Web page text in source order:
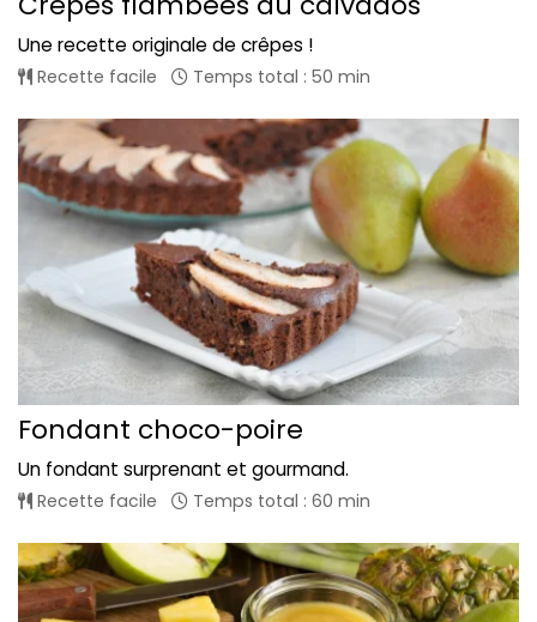
Une recette originale de crêpes !
Recette facile Temps total : 50 min
Fondant choco-poire
Un fondant surprenant et gourmand.
Recette facile Temps total : 60 min